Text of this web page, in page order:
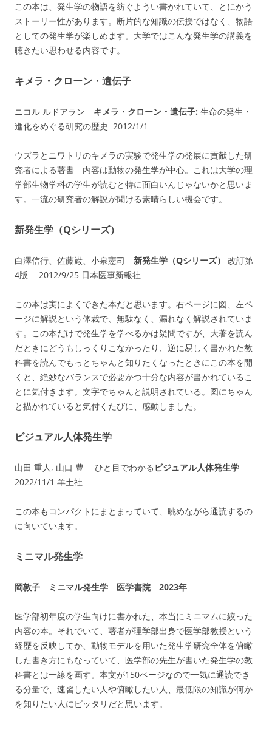
この本は、発生学の物語を紡ぐようい書かれていて、とにかう
ストーリー性があります。断片的な知識の伝授ではなく、物語
としての発生学が楽しめます。大学ではこんな発生学の講義を
聴きたい思わせる内容です。
キメラ・クローン・遺伝子
ニコル ルドアラン キメラ・クローン・遺伝子: 生命の発生・
進化をめぐる研究の歴史 2012/1/1
ウズラとニワトリのキメラの実験で発生学の発展に貢献した研
究者による著書 内容は動物の発生学が中心。これは大学の理
学部生物学科の学生が読むと特に面白いんじゃないかと思いま
す。一流の研究者の解説が聞ける素晴らしい機会です。
新発生学（Qシリーズ）
白澤信行、佐藤巌、小泉憲司 新発生学（Qシリーズ）
改訂第
4版 2012/9/25 日本医事新報社
この本は実によくできた本だと思います。右ページに図、左ペ
ージに解説という体裁で、無駄なく、漏れなく解説されていま
す。この本だけで発生学を学べるかは疑問ですが、大著を読ん
だときにどうもしっくりこなかったり、逆に易しく書かれた教
科書を読んでもっとちゃんと知りたくなったときにこの本を開
くと、絶妙なバランスで必要かつ十分な内容が書かれているこ
とに気付きます。文字でちゃんと説明されている。図にちゃん
と描かれていると気付くたびに、感動しました。
ビジュアル人体発生学
山田 重人, 山口 豊 ひと目でわかる ビジュアル人体発生学
2022/11/1 羊土社
この本もコンパクトにまとまっていて、眺めながら通読するの
に向いています。
ミニマル発生学
岡敦子 ミニマル発生学 医学書院 2023年
医学部初年度の学生向けに書かれた、本当にミニマムに絞った
内容の本。それでいて、著者が理学部出身で医学部教授という
経歴を反映してか、動物モデルを用いた発生学研究全体を俯瞰
した書き方にもなっていて、医学部の先生が書いた発生学の教
科書とは一線を画す。本文が150ページなので一気に通読でき
る分量で、速習したい人や俯瞰したい人、最低限の知識が何か
を知りたい人にピッタリだと思います。